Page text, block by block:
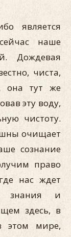
является
наше
Дождевая
чиста,
она тут же
эту воду,
чистоту.
очищает
сознание
право
нас ждет
знания и
здесь, в
этом мире,